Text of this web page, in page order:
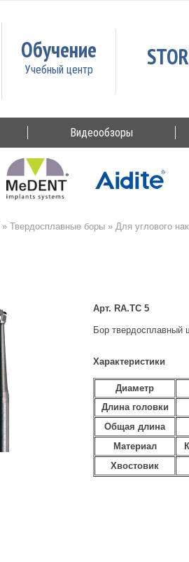
Обучение
Видеообзоры
» Твердосплавные боры » Для углового
Арт. RA.TC 5
Бор твердосплавный
Характеристики
Диаметр
Длина головки
Общая длина
Материал
Хвостовик